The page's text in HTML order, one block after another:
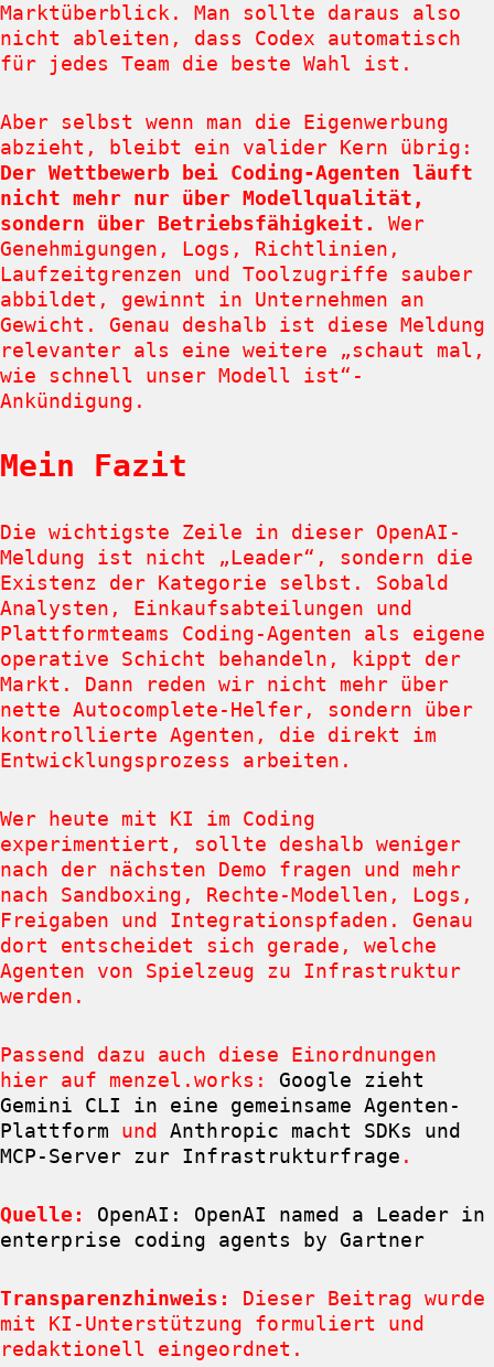
Marktüberblick. Man sollte daraus also
nicht ableiten, dass Codex automatisch
für jedes Team die beste Wahl ist.
Aber selbst wenn man die Eigenwerbung
abzieht, bleibt ein valider Kern übrig:
Der Wettbewerb bei Coding-Agenten läuft
nicht mehr nur über Modellqualität,
sondern über Betriebsfähigkeit.
Wer
Genehmigungen, Logs, Richtlinien,
Laufzeitgrenzen und Toolzugriffe sauber
abbildet, gewinnt in Unternehmen an
Gewicht. Genau deshalb ist diese Meldung
relevanter als eine weitere „schaut mal,
wie schnell unser Modell ist“-
Ankündigung.
Mein Fazit
Die wichtigste Zeile in dieser OpenAI-
Meldung ist nicht „Leader“, sondern die
Existenz der Kategorie selbst. Sobald
Analysten, Einkaufsabteilungen und
Plattformteams Coding-Agenten als eigene
operative Schicht behandeln, kippt der
Markt. Dann reden wir nicht mehr über
nette Autocomplete-Helfer, sondern über
kontrollierte Agenten, die direkt im
Entwicklungsprozess arbeiten.
Wer heute mit KI im Coding
experimentiert, sollte deshalb weniger
nach der nächsten Demo fragen und mehr
nach Sandboxing, Rechte-Modellen, Logs,
Freigaben und Integrationspfaden. Genau
dort entscheidet sich gerade, welche
Agenten von Spielzeug zu Infrastruktur
werden.
Passend dazu auch diese Einordnungen
hier auf menzel.works: Google zieht
Gemini CLI in eine gemeinsame Agenten-
Plattform und Anthropic macht SDKs und
MCP-Server zur Infrastrukturfrage .
Quelle:
OpenAI: OpenAI named a Leader in
enterprise coding agents by Gartner
Transparenzhinweis:
Dieser Beitrag wurde
mit KI-Unterstützung formuliert und
redaktionell eingeordnet.